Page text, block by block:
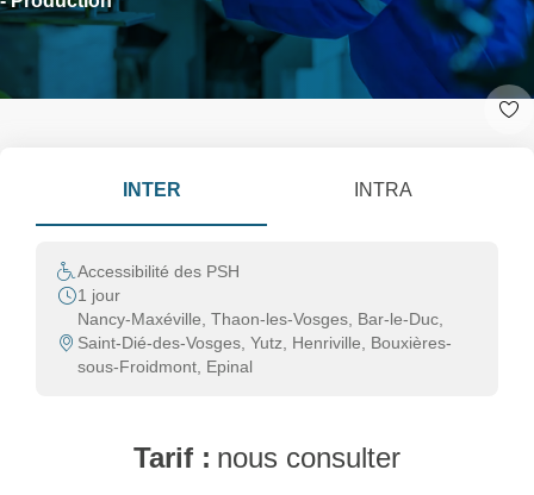
INTER INTRA
Accessibilité des PSH
1 jour
Nancy-Maxéville, Thaon-les-Vosges, Bar-le-Duc,
Saint-Dié-des-Vosges, Yutz, Henriville, Bouxières-
sous-Froidmont, Epinal
Tarif : nous consulter